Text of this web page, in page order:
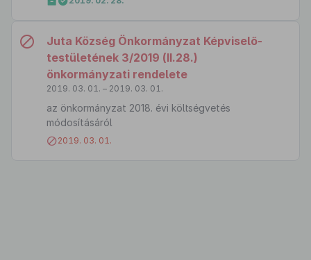
Juta Község Önkormányzat Képviselő-
testületének 3/2019 (II.28.)
önkormányzati rendelete
2019. 03. 01. – 2019. 03. 01.
az önkormányzat 2018. évi költségvetés
módosításáról
2019. 03. 01.